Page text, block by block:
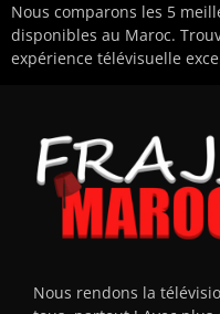
Nous comparons les 5
disponibles au Maroc.
expérience télévisuelle
Nous rendons la